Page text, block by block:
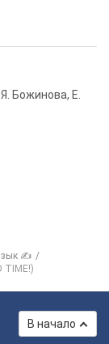
Божинова, Е.
✍
TIME!)
В начало